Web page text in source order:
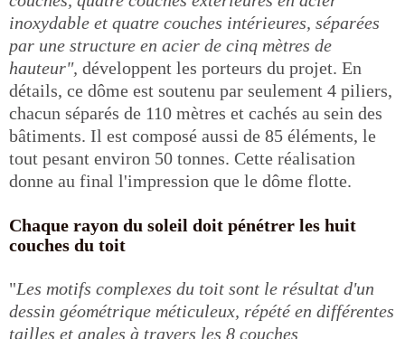
inoxydable et quatre couches intérieures, séparées
par une structure en acier de cinq mètres de
hauteur", développent les porteurs du projet. En
détails, ce dôme est soutenu par seulement 4 piliers,
chacun séparés de 110 mètres et cachés au sein des
bâtiments. Il est composé aussi de 85 éléments, le
tout pesant environ 50 tonnes. Cette réalisation
donne au final l'impression que le dôme flotte.
Chaque rayon du soleil doit pénétrer les huit
couches du toit
"Les motifs complexes du toit sont le résultat d'un
dessin géométrique méticuleux, répété en différentes
tailles et angles à travers les 8 couches